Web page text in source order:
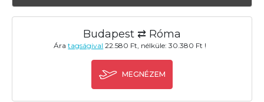
Budapest ⇄ Róma
Áratagságival 22.580 Ft, nélküle: 30.380 Ft !
MEGNÉZEM